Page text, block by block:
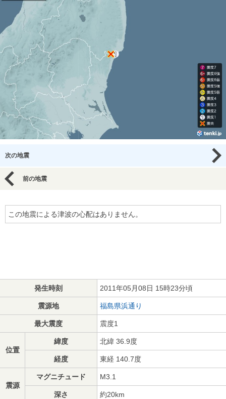
次の地震
前の地震
この地震による津波の心配はありません。
発生時刻 2011年05月08日 15時23分頃
震源地 福島県浜通り
最大震度 震度1
位置
緯度 北緯 36.9度
経度 東経 140.7度
震源
マグニチュード M3.1
深さ 約20km